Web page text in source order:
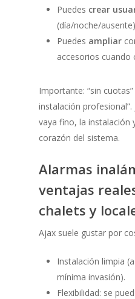
Puedes crear
(día/noche/
Puedes ampliar
accesorios cuando
Importante: “sin
instalación
vaya fino, la instalación
corazón del sistema.
Alarmas
ventajas
chalets y
Ajax suele gustar por
Instalación limpia
mínima invasión).
Flexibilidad: se